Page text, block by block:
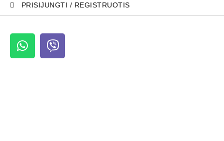
PRISIJUNGTI / REGISTRUOTIS